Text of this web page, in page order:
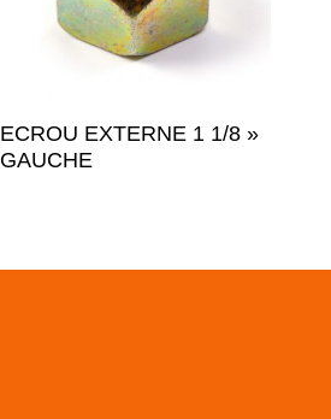
ECROU EXTERNE 1 1/8 »
GAUCHE